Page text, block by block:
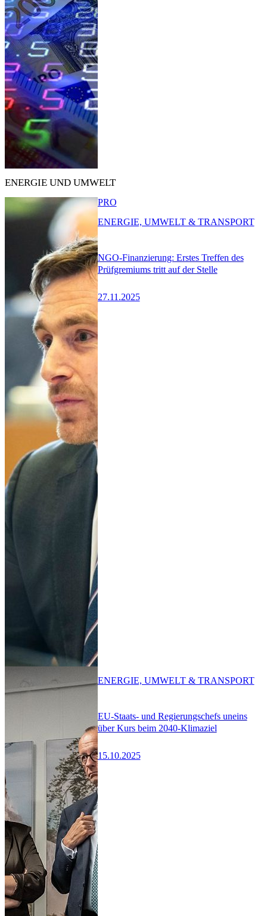
ENERGIE UND UMWELT
NGO-Finanzierung: Erstes Treffen des
Prüfgremiums tritt auf der Stelle
27.11.2025
PRO
ENERGIE, UMWELT & TRANSPORT
EU-Staats- und Regierungschefs uneins
über Kurs beim 2040-Klimaziel
15.10.2025
ENERGIE, UMWELT & TRANSPORT